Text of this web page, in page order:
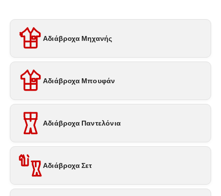
Αδιάβροχα Μηχανής
Αδιάβροχα Μπουφάν
Αδιάβροχα Παντελόνια
Αδιάβροχα Σετ